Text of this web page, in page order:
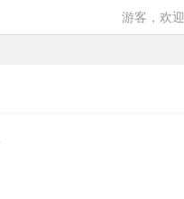
游客，欢